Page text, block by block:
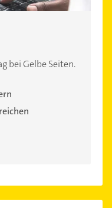
bei Gelbe Seiten.